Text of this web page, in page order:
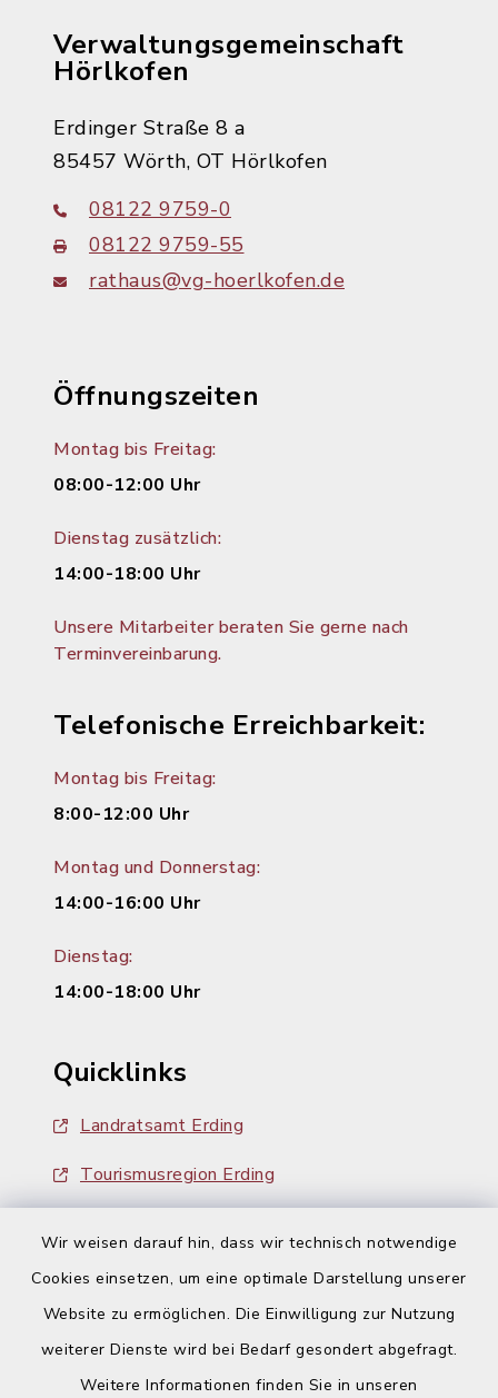
Wir weisen darauf hin, dass wir technisch notwendige
Cookies einsetzen, um eine optimale Darstellung unserer
Website zu ermöglichen. Die Einwilligung zur Nutzung
weiterer Dienste wird bei Bedarf gesondert abgefragt.
Weitere Informationen finden Sie in unseren
Verwaltungsgemeinschaft
Hörlkofen
Erdinger Straße 8 a
85457 Wörth, OT Hörlkofen
08122 9759-0
08122 9759-55
rathaus@vg-hoerlkofen.de
Öffnungszeiten
Montag bis Freitag:
08:00-12:00 Uhr
Dienstag zusätzlich:
14:00-18:00 Uhr
Unsere Mitarbeiter beraten Sie gerne nach
Terminvereinbarung.
Telefonische Erreichbarkeit:
Montag bis Freitag:
8:00-12:00 Uhr
Montag und Donnerstag:
14:00-16:00 Uhr
Dienstag:
14:00-18:00 Uhr
Quicklinks
Landratsamt Erding
Tourismusregion Erding
Kontakt